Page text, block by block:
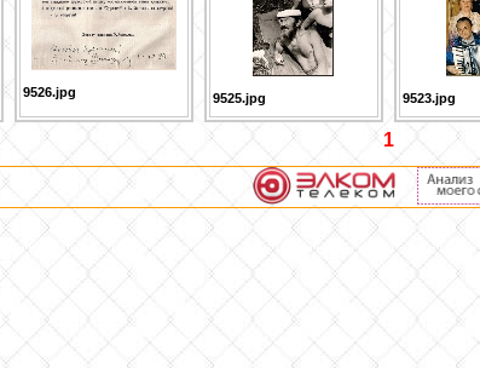
9526.jpg 9525.jpg 9523.jpg
1